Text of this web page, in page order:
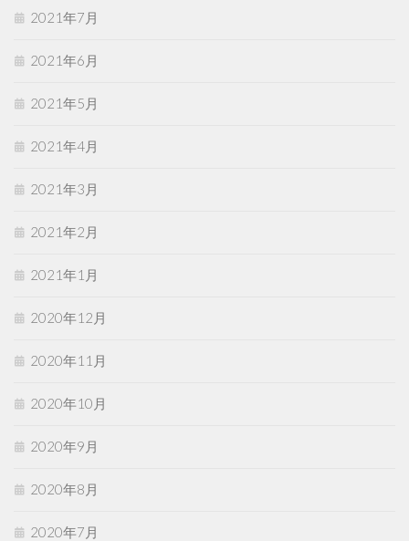
2021年7月
2021年6月
2021年5月
2021年4月
2021年3月
2021年2月
2021年1月
2020年12月
2020年11月
2020年10月
2020年9月
2020年8月
2020年7月